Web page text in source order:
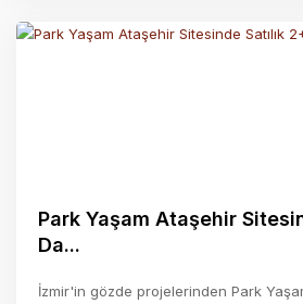
Park Yaşam Ataşehir
Da...
İzmir'in gözde projelerinden Park